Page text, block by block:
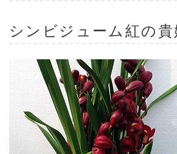
シンビジューム紅の